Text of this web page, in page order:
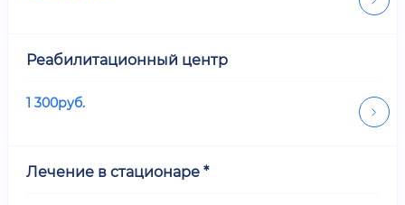
Реабилитационный центр
1 300руб.
Лечение в стационаре *